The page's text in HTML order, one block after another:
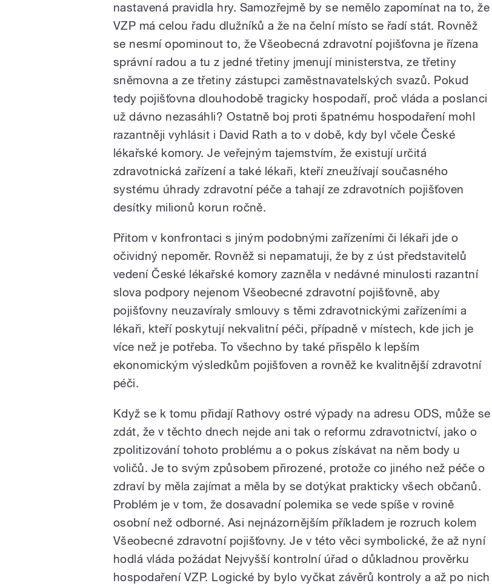
nastavená pravidla hry. Samozřejmě by se nemělo zapomínat na to, že
VZP má celou řadu dlužníků a že na čelní místo se řadí stát. Rovněž
se nesmí opominout to, že Všeobecná zdravotní pojišťovna je řízena
správní radou a tu z jedné třetiny jmenují ministerstva, ze třetiny
sněmovna a ze třetiny zástupci zaměstnavatelských svazů. Pokud
tedy pojišťovna dlouhodobě tragicky hospodaří, proč vláda a poslanci
už dávno nezasáhli? Ostatně boj proti špatnému hospodaření mohl
razantněji vyhlásit i David Rath a to v době, kdy byl včele České
lékařské komory. Je veřejným tajemstvím, že existují určitá
zdravotnická zařízení a také lékaři, kteří zneužívají současného
systému úhrady zdravotní péče a tahají ze zdravotních pojišťoven
desítky milionů korun ročně.
Přitom v konfrontaci s jiným podobnými zařízeními či lékaři jde o
očividný nepoměr. Rovněž si nepamatuji, že by z úst představitelů
vedení České lékařské komory zazněla v nedávné minulosti razantní
slova podpory nejenom Všeobecné zdravotní pojišťovně, aby
pojišťovny neuzavíraly smlouvy s těmi zdravotnickými zařízeními a
lékaři, kteří poskytují nekvalitní péči, případně v místech, kde jich je
více než je potřeba. To všechno by také přispělo k lepším
ekonomickým výsledkům pojišťoven a rovněž ke kvalitnější zdravotní
péči.
Když se k tomu přidají Rathovy ostré výpady na adresu ODS, může se
zdát, že v těchto dnech nejde ani tak o reformu zdravotnictví, jako o
zpolitizování tohoto problému a o pokus získávat na něm body u
voličů. Je to svým způsobem přirozené, protože co jiného než péče o
zdraví by měla zajímat a měla by se dotýkat prakticky všech občanů.
Problém je v tom, že dosavadní polemika se vede spíše v rovině
osobní než odborné. Asi nejnázornějším příkladem je rozruch kolem
Všeobecné zdravotní pojišťovny. Je v této věci symbolické, že až nyní
hodlá vláda požádat Nejvyšší kontrolní úřad o důkladnou prověrku
hospodaření VZP. Logické by bylo vyčkat závěrů kontroly a až po nich